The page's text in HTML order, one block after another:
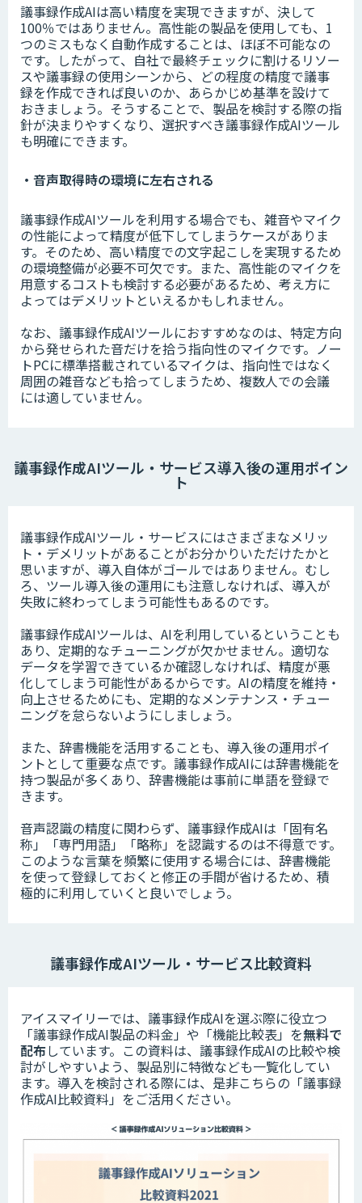
議事録作成AIは高い精度を実現できますが、決して
100％ではありません。高性能の製品を使用しても、1
つのミスもなく自動作成することは、ほぼ不可能なの
です。したがって、自社で最終チェックに割けるリソー
スや議事録の使用シーンから、どの程度の精度で議事
録を作成できれば良いのか、あらかじめ基準を設けて
おきましょう。そうすることで、製品を検討する際の指
針が決まりやすくなり、選択すべき議事録作成AIツール
も明確にできます。
・音声取得時の環境に左右される
議事録作成AIツールを利用する場合でも、雑音やマイク
の性能によって精度が低下してしまうケースがありま
す。そのため、高い精度での文字起こしを実現するため
の環境整備が必要不可欠です。また、高性能のマイクを
用意するコストも検討する必要があるため、考え方に
よってはデメリットといえるかもしれません。
なお、議事録作成AIツールにおすすめなのは、特定方向
から発せられた音だけを拾う指向性のマイクです。ノー
トPCに標準搭載されているマイクは、指向性ではなく
周囲の雑音なども拾ってしまうため、複数人での会議
には適していません。
議事録作成AIツール・サービス導入後の運用ポイン
ト
議事録作成AIツール・サービスにはさまざまなメリッ
ト・デメリットがあることがお分かりいただけたかと
思いますが、導入自体がゴールではありません。むし
ろ、ツール導入後の運用にも注意しなければ、導入が
失敗に終わってしまう可能性もあるのです。
議事録作成AIツールは、AIを利用しているということも
あり、定期的なチューニングが欠かせません。適切な
データを学習できているか確認しなければ、精度が悪
化してしまう可能性があるからです。AIの精度を維持・
向上させるためにも、定期的なメンテナンス・チュー
ニングを怠らないようにしましょう。
また、辞書機能を活用することも、導入後の運用ポイ
ントとして重要な点です。議事録作成AIには辞書機能を
持つ製品が多くあり、辞書機能は事前に単語を登録で
きます。
音声認識の精度に関わらず、議事録作成AIは「固有名
称」「専門用語」「略称」を認識するのは不得意です。
このような言葉を頻繁に使用する場合には、辞書機能
を使って登録しておくと修正の手間が省けるため、積
極的に利用していくと良いでしょう。
議事録作成AIツール・サービス比較資料
アイスマイリーでは、議事録作成AIを選ぶ際に役立つ
「議事録作成AI製品の料金」や「機能比較表」を無料で
配布しています。この資料は、議事録作成AIの比較や検
討がしやすいよう、製品別に特徴なども一覧化してい
ます。導入を検討される際には、是非こちらの「議事録
作成AI比較資料」をご活用ください。